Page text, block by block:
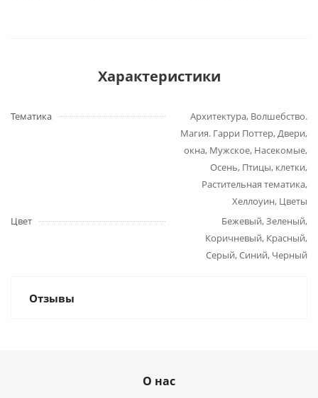
Характеристики
Тематика
Архитектура, Волшебство.
Магия. Гарри Поттер, Двери,
окна, Мужское, Насекомые,
Осень, Птицы, клетки,
Растительная тематика,
Хеллоуин, Цветы
Цвет
Бежевый, Зеленый,
Коричневый, Красный,
Серый, Синий, Черный
Отзывы
О нас